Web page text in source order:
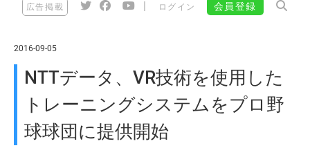
広告掲載 ログイン 会員登録
2016-09-05
NTTデータ、VR技術を使用した
トレーニングシステムをプロ野
球球団に提供開始